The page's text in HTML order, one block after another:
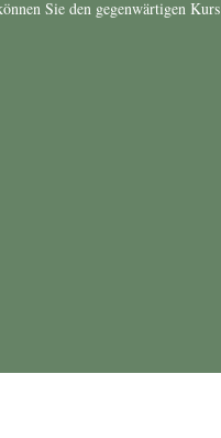
Sie den gegenwärtigen Kurs